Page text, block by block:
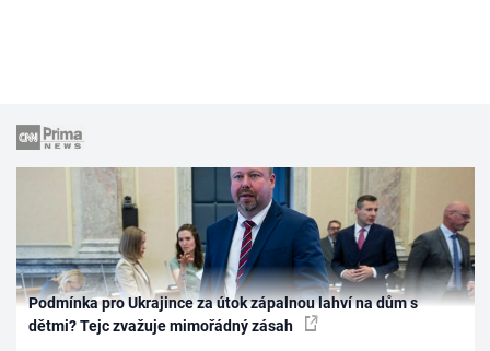
Podmínka pro Ukrajince za útok zápalnou lahví na dům s
dětmi? Tejc zvažuje mimořádný zásah